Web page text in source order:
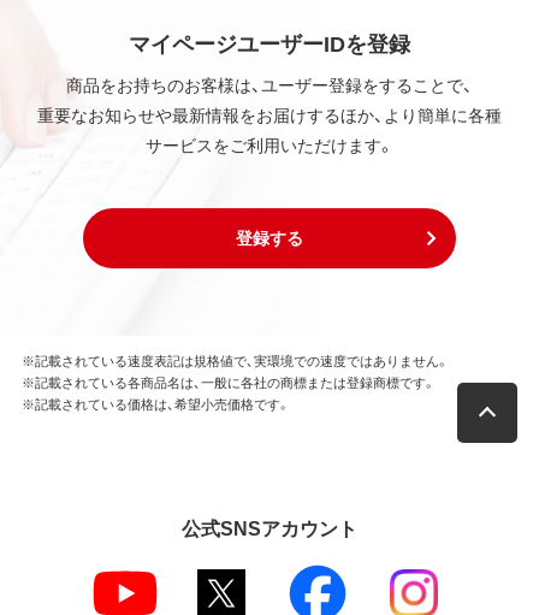
マイページユーザーIDを登録
商品をお持ちのお客様は、ユーザー登録をすることで、
重要なお知らせや最新情報をお届けするほか、より簡単に各種
サービスをご利用いただけます。
登録する
※記載されている速度表記は規格値で、実環境での速度ではありません。
※記載されている各商品名は、一般に各社の商標または登録商標です。
※記載されている価格は、希望小売価格です。
公式SNSアカウント